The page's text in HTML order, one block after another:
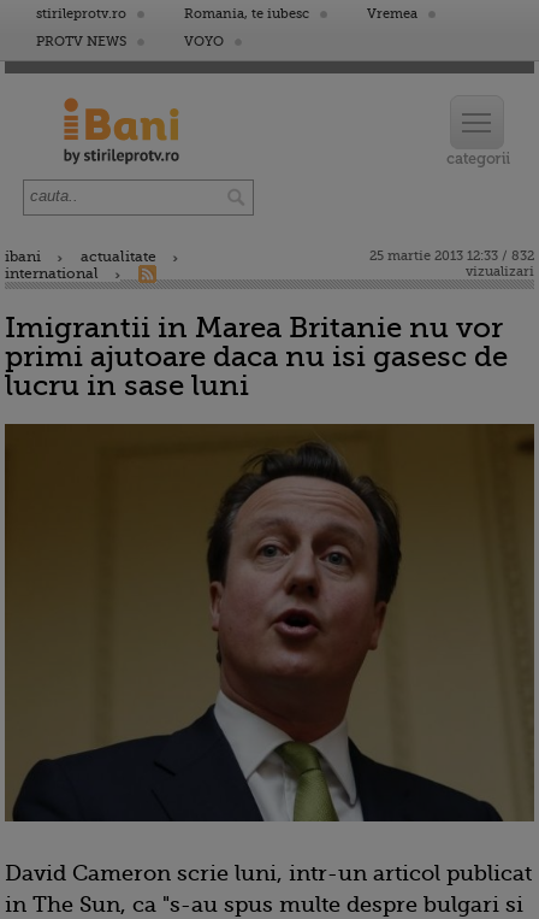
stirileprotv.ro Romania, te iubesc
Vremea
PROTV NEWS
VOYO
ibani
actualitate
international
25 martie 2013 12:33 / 832
vizualizari
Imigrantii in Marea Britanie nu vor
primi ajutoare daca nu isi gasesc de
lucru in sase luni
David Cameron scrie luni, intr-un articol publicat
in The Sun, ca "s-au spus multe despre bulgari si